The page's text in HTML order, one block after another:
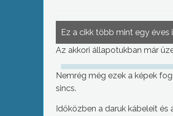
Ez a cikk több mint egy
Az akkori állapotukban már
Nemrég még ezek a képek
sincs.
Időközben a daruk kábeleit